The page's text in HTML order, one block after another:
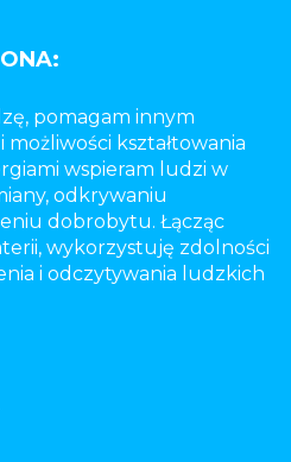
pomagam innym
kształtowania
wspieram ludzi w
odkrywaniu
dobrobytu. Łącząc
wykorzystuję zdolności
i odczytywania ludzkich